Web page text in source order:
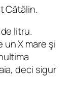
Cătălin.
litru.
X mare şi
deci sigur